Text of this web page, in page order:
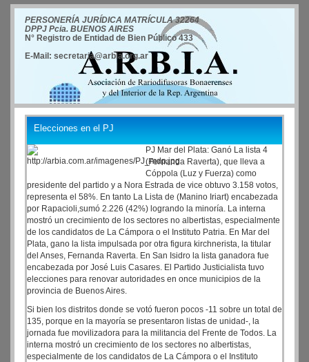
PERSONERÍA JURÍDICA MATRÍCULA 32264
DPPJ Pcia. BUENOS AIRES
N° Registro de Entidad de Bien Público 433
E-Mail: secretaria@arbia.org.ar
Elecciones en el PJ
PJ Mar del Plata: Ganó La lista 4
(Fernanda Raverta), que lleva a
Cóppola (Luz y Fuerza) como
presidente del partido y a Nora Estrada de vice obtuvo 3.158 votos,
representa el 58%. En tanto La Lista de (Manino Iriart) encabezada
por Rapacioli,sumó 2.226 (42%) logrando la minoría. La interna
mostró un crecimiento de los sectores no albertistas, especialmente
de los candidatos de La Cámpora o el Instituto Patria. En Mar del
Plata, gano la lista impulsada por otra figura kirchnerista, la titular
del Anses, Fernanda Raverta. En San Isidro la lista ganadora fue
encabezada por José Luis Casares. El Partido Justicialista tuvo
elecciones para renovar autoridades en once municipios de la
provincia de Buenos Aires.
Si bien los distritos donde se votó fueron pocos -11 sobre un total de
135, porque en la mayoría se presentaron listas de unidad-, la
jornada fue movilizadora para la militancia del Frente de Todos. La
interna mostró un crecimiento de los sectores no albertistas,
especialmente de los candidatos de La Cámpora o el Instituto